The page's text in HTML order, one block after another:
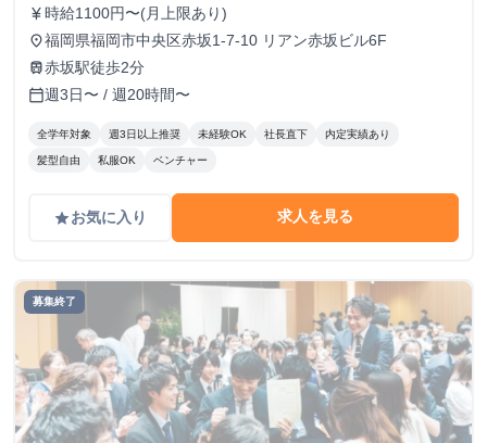
currency_yen 時給1100円〜(月上限あり)
place福岡県福岡市中央区赤坂1-7-10 リアン赤坂ビル6F
train赤坂駅徒歩2分
calendar_today週3日〜 / 週20時間〜
全学年対象 週3日以上推奨 未経験OK 社長直下 内定実績あり
髪型自由 私服OK ベンチャー
gradeお気に入り 求人を見る
募集終了